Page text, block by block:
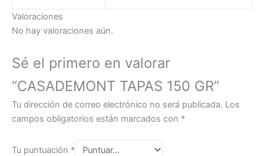
Valoraciones
No hay valoraciones aún.
Sé el primero en valorar
“CASADEMONT TAPAS 150 GR”
Tu dirección de correo electrónico no será publicada. Los
campos obligatorios están marcados con *
Tu puntuación *